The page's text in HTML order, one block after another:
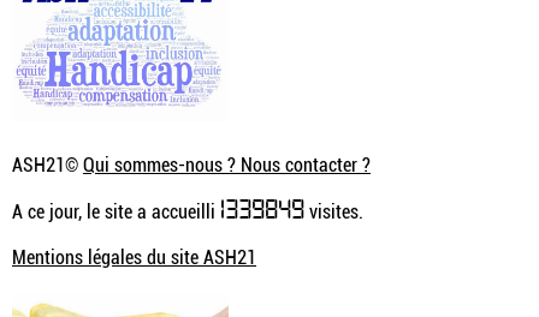
ASH21©Qui sommes-nous ? Nous contacter ?
A ce jour, le site a accueilli 1339849visites.
Mentions légales du site ASH21